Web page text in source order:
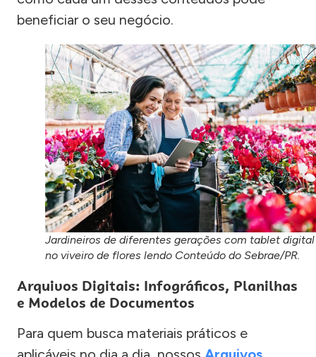
beneficiar o seu negócio.
Jardineiros de diferentes gerações com tablet digital
no viveiro de flores lendo Conteúdo do Sebrae/PR.
Arquivos Digitais: Infográficos, Planilhas
e Modelos de Documentos
Para quem busca materiais práticos e